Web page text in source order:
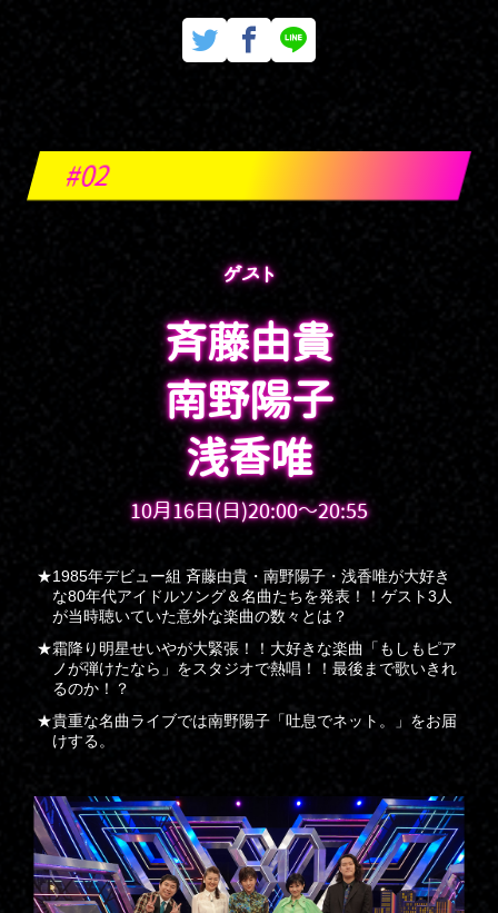
#02
ゲスト
斉藤由貴
南野陽子
浅香唯
10月16日(日)20:00～20:55
1985年デビュー組 斉藤由貴・南野陽子・浅香唯が大好き
な80年代アイドルソング＆名曲たちを発表！！ゲスト3人
が当時聴いていた意外な楽曲の数々とは？
霜降り明星せいやが大緊張！！大好きな楽曲「もしもピア
ノが弾けたなら」をスタジオで熱唱！！最後まで歌いきれ
るのか！？
貴重な名曲ライブでは南野陽子「吐息でネット。」をお届
けする。